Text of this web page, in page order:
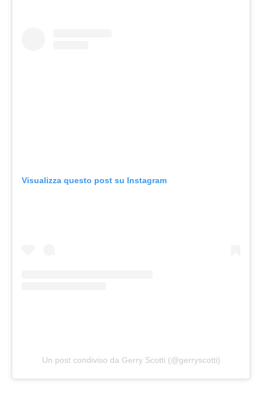
Visualizza questo post su Instagram
Un post condiviso da Gerry Scotti (@gerryscotti)